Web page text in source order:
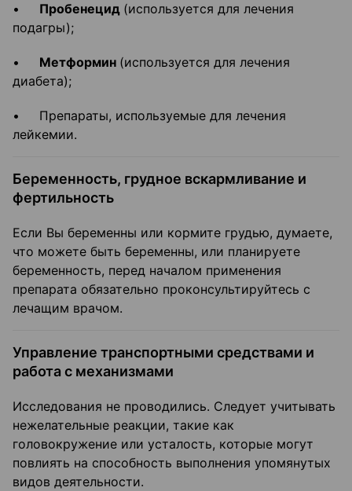
• Пробенецид (используется для лечения
подагры);
• Метформин (используется для лечения
диабета);
• Препараты, используемые для лечения
лейкемии.
Беременность, грудное вскармливание и
фертильность
Если Вы беременны или кормите грудью, думаете,
что можете быть беременны, или планируете
беременность, перед началом применения
препарата обязательно проконсультируйтесь с
лечащим врачом.
Управление транспортными средствами и
работа с механизмами
Исследования не проводились. Следует учитывать
нежелательные реакции, такие как
головокружение или усталость, которые могут
повлиять на способность выполнения упомянутых
видов деятельности.